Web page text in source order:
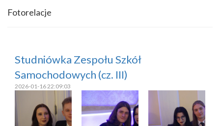
Fotorelacje
Studniówka Zespołu Szkół
Samochodowych (cz. III)
2026-01-16 22:09:03